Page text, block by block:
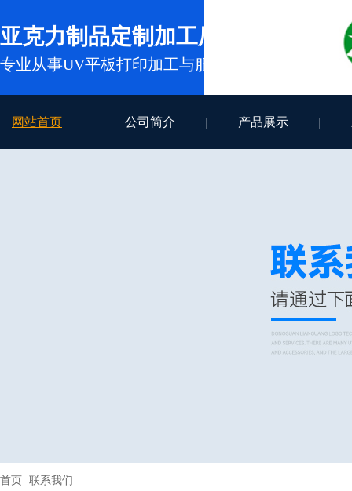
亚克力制品定制加工厂家
专业从事UV平板打印加工与服务
网站首页 公司简介 产品展示
首页 联系我们